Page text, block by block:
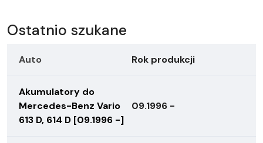
Ostatnio szukane
Auto Rok produkcji
Akumulatory do
Mercedes-Benz Vario
613 D, 614 D [09.1996 -]
09.1996 -